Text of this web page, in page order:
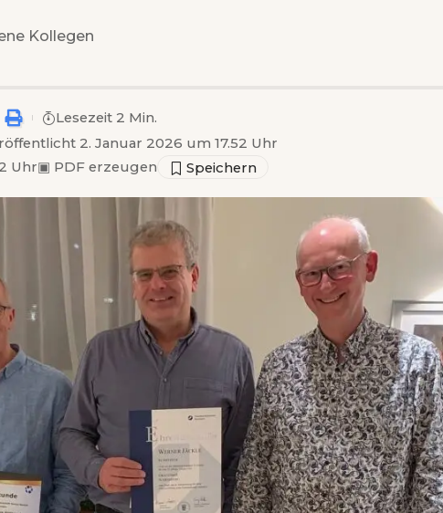
Kollegen
2. Januar 2026 um 17.52 Uhr
Uhr▣ PDF erzeugen
Lesezeit 2 Min.